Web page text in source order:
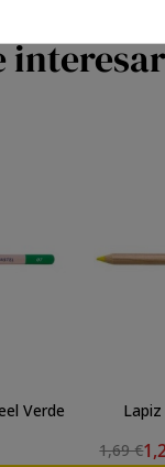
interesar
Verde
1,69 €